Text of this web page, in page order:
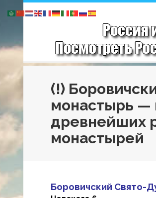
(!)
монастырь —
древнейших
монастырей
Боровичский Свято-